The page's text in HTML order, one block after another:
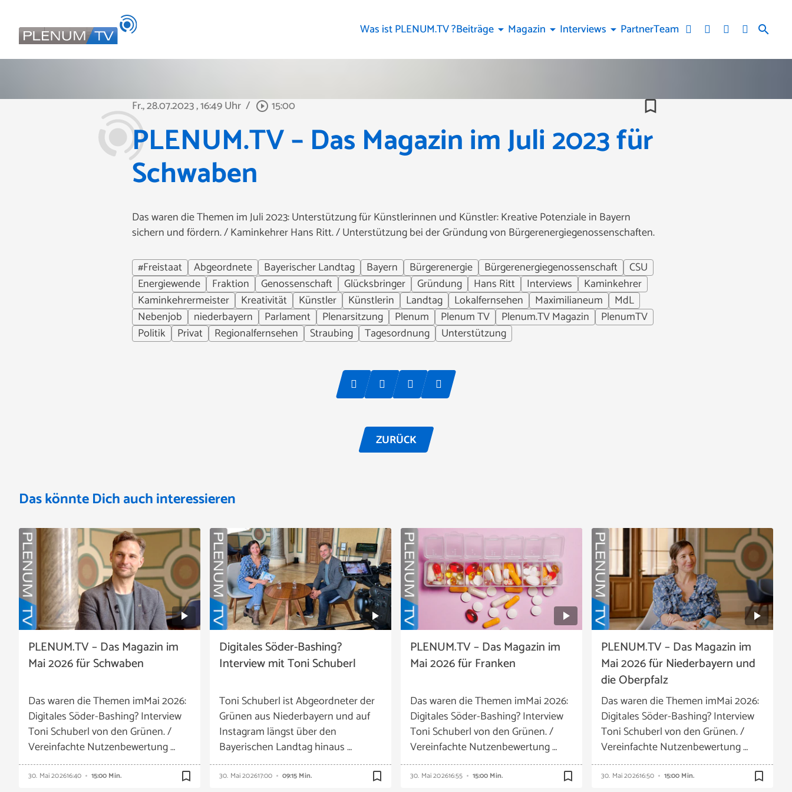
search
Was ist PLENUM.TV ?Beiträge arrow_drop_down Magazin arrow_drop_down Interviews arrow_drop_down PartnerTeam
Fr., 28.07.2023, 16:49 Uhr / play_circle_outline 15:00 bookmark_border
PLENUM.TV – Das Magazin im Juli 2023 für
Schwaben
Das waren die Themen im Juli 2023: Unterstützung für Künstlerinnen und Künstler: Kreative Potenziale in Bayern
sichern und fördern. / Kaminkehrer Hans Ritt. / Unterstützung bei der Gründung von Bürgerenergiegenossenschaften.
#Freistaat
Abgeordnete Bayerischer Landtag Bayern Bürgerenergie Bürgerenergiegenossenschaft
CSU
Energiewende
Fraktion Genossenschaft Glücksbringer Gründung Hans Ritt Interviews
Kaminkehrer
Kaminkehrermeister
Kreativität Künstler Künstlerin Landtag Lokalfernsehen Maximilianeum
MdL
Nebenjob
niederbayern Parlament Plenarsitzung Plenum Plenum TV Plenum.TV Magazin
PlenumTV
Politik
Privat Regionalfernsehen Straubing Tagesordnung Unterstützung
ZURÜCK
Das könnte Dich auch interessieren
PLENUM.TV – Das Magazin im
Mai 2026 für Schwaben
Das waren die Themen imMai 2026:
Digitales Söder-Bashing? Interview
Toni Schuberl von den Grünen. /
Vereinfachte Nutzenbewertung …
30. Mai 202616:40 15:00 Min. bookmark_border
Digitales Söder-Bashing?
Interview mit Toni Schuberl
Toni Schuberl ist Abgeordneter der
Grünen aus Niederbayern und auf
Instagram längst über den
Bayerischen Landtag hinaus …
30. Mai 202617:00 09:15 Min. bookmark_border
PLENUM.TV – Das Magazin im
Mai 2026 für Franken
Das waren die Themen imMai 2026:
Digitales Söder-Bashing? Interview
Toni Schuberl von den Grünen. /
Vereinfachte Nutzenbewertung …
30. Mai 202616:55 15:00 Min. bookmark_border
PLENUM.TV – Das Magazin im
Mai 2026 für Niederbayern und
die Oberpfalz
Das waren die Themen imMai 2026:
Digitales Söder-Bashing? Interview
Toni Schuberl von den Grünen. /
Vereinfachte Nutzenbewertung …
30. Mai 202616:50 15:00 Min. bookmark_border